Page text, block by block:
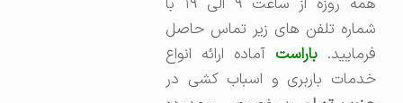
شماره تلفن های زیر تماس حاصل
فرمایید.باراستآماده ارائه انواع
خدمات باربری و اسباب کشی در